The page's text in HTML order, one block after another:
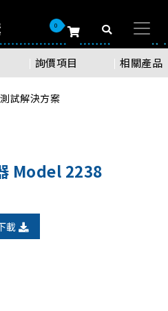
0
詢價項目 相關產品
試解決方案
Model 2238
載